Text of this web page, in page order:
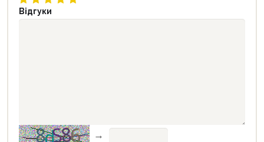
Відгуки
→